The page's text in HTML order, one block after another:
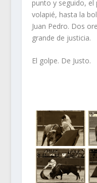
punto y seguido,
volapié, hasta la
Juan Pedro. Dos
grande de justicia.
El golpe. De Justo.